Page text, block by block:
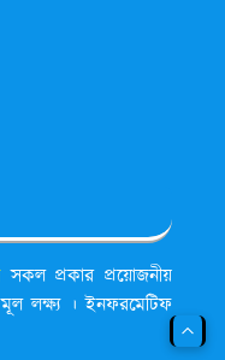
সকল প্রকার প্রয়োজনীয়
লক্ষ্য । ইনফরমেটিফ